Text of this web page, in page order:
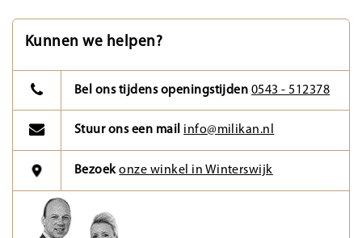
Kunnen we helpen?
Bel ons tijdens openingstijden 0543 - 512378
Stuur ons een mail info@milikan.nl
Bezoekonze winkel in Winterswijk